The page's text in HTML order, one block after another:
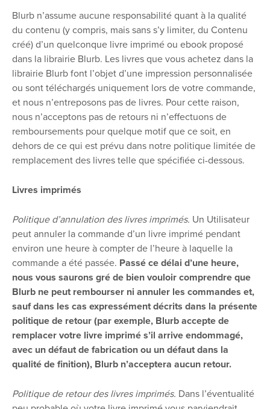
Blurb n’assume aucune responsabilité quant à la qualité
du contenu (y compris, mais sans s’y limiter, du Contenu
créé) d’un quelconque livre imprimé ou ebook proposé
dans la librairie Blurb. Les livres que vous achetez dans la
librairie Blurb font l’objet d’une impression personnalisée
ou sont téléchargés uniquement lors de votre commande,
et nous n’entreposons pas de livres. Pour cette raison,
nous n’acceptons pas de retours ni n’effectuons de
remboursements pour quelque motif que ce soit, en
dehors de ce qui est prévu dans notre politique limitée de
remplacement des livres telle que spécifiée ci-dessous.
Livres imprimés
Politique d’annulation des livres imprimés. Un Utilisateur
peut annuler la commande d’un livre imprimé pendant
environ une heure à compter de l’heure à laquelle la
commande a été passée. Passé ce délai d’une heure,
nous vous saurons gré de bien vouloir comprendre que
Blurb ne peut rembourser ni annuler les commandes et,
sauf dans les cas expressément décrits dans la présente
politique de retour (par exemple, Blurb accepte de
remplacer votre livre imprimé s’il arrive endommagé,
avec un défaut de fabrication ou un défaut dans la
qualité de finition), Blurb n’acceptera aucun retour.
Politique de retour des livres imprimés. Dans l’éventualité